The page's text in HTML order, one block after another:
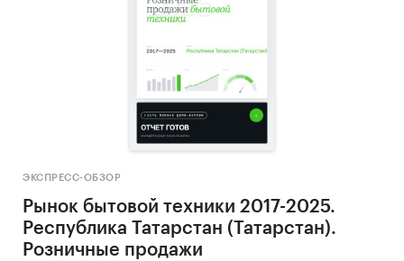
ЭКСПРЕСС-ОБЗОР
Рынок бытовой техники 2017-2025.
Республика Татарстан (Татарстан).
Розничные продажи